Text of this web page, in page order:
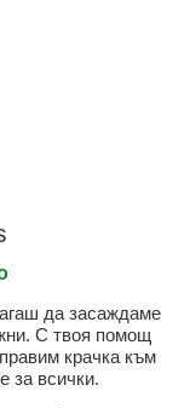
да засаждаме
С твоя помощ
крачка към
за всички.